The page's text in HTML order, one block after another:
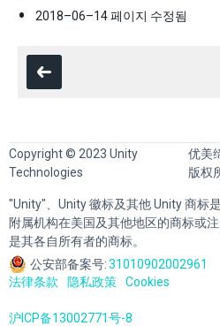
2018–06–14 페이지 수정됨
Copyright © 2023 Unity
Technologies
优美
版权
"Unity"、Unity 徽标及其他 Unity 商标
附属机构在美国及其他地区的商标或
是其各自所有者的商标。
公安部备案号:31010902002961
法律条款
隐私政策 Cookies
沪ICP备13002771号-8